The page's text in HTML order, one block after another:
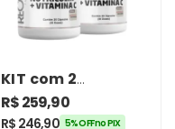
KIT com 2
Nutricolin 400
mg + Vitamina C
R$259,90
R$ 246,90 5% OFF no PIX